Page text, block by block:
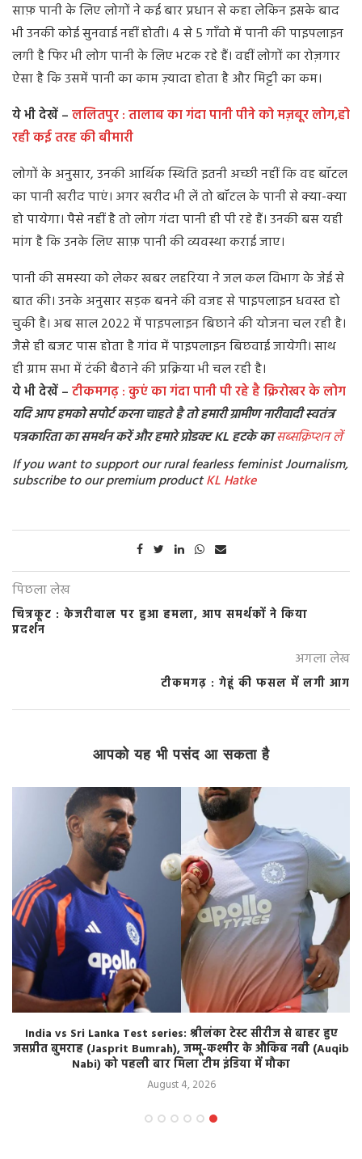
साफ़ पानी के लिए लोगों ने कई बार प्रधान से कहा लेकिन इसके बाद
भी उनकी कोई सुनवाई नहीं होती। 4 से 5 गाँवो में पानी की पाइपलाइन
लगी है फिर भी लोग पानी के लिए भटक रहे हैं। वहीं लोगों का रोज़गार
ऐसा है कि उसमें पानी का काम ज़्यादा होता है और मिट्टी का कम।
ये भी देखें –ललितपुर : तालाब का गंदा पानी पीने को मज़बूर लोग,हो
रही कई तरह की बीमारी
लोगों के अनुसार, उनकी आर्थिक स्थिति इतनी अच्छी नहीं कि वह बॉटल
का पानी खरीद पाएं। अगर खरीद भी लें तो बॉटल के पानी से क्या-क्या
हो पायेगा। पैसे नहीं है तो लोग गंदा पानी ही पी रहे हैं। उनकी बस यही
मांग है कि उनके लिए साफ़ पानी की व्यवस्था कराई जाए।
पानी की समस्या को लेकर खबर लहरिया ने जल कल विभाग के जेई से
बात की। उनके अनुसार सड़क बनने की वजह से पाइपलाइन धवस्त हो
चुकी है। अब साल 2022 में पाइपलाइन बिछाने की योजना चल रही है।
जैसे ही बजट पास होता है गांव में पाइपलाइन बिछवाई जायेगी। साथ
ही ग्राम सभा में टंकी बैठाने की प्रक्रिया भी चल रही है।
ये भी देखें –टीकमगढ़ : कुएं का गंदा पानी पी रहे है क्रिरोखर के लोग
यदि आप हमको सपोर्ट करना चाहते है तो हमारी ग्रामीण नारीवादी स्वतंत्र
पत्रकारिता का समर्थन करें और हमारे प्रोडक्ट KL हटके कासब्सक्रिप्शन लें
If you want to support our rural fearless feminist Journalism,
subscribe to our premium productKL Hatke
पिछला लेख
चित्रकूट : केजरीवाल पर हुआ हमला, आप समर्थकों ने किया
प्रदर्शन
अगला लेख
टीकमगढ़ : गेहूं की फसल में लगी आग
आपको यह भी पसंद आ सकता है
India vs Sri Lanka Test series: श्रीलंका टेस्ट सीरीज से बाहर हुए
जसप्रीत बुमराह (Jasprit Bumrah), जम्मू-कश्मीर के औकिब नबी (Auqib
Nabi) को पहली बार मिला टीम इंडिया में मौका
August 4, 2026